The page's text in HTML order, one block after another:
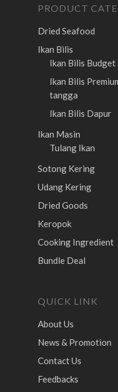
PRODUCT
Dried Seafood
Ikan Bilis
Ikan Bilis Budget
Ikan Bilis
tangga
Ikan Bilis Dapur
Ikan Masin
Tulang Ikan
Sotong Kering
Udang Kering
Dried Goods
Keropok
Cooking Ingredient
Bundle Deal
QUICK LINK
About Us
News & Promotion
Contact Us
Feedbacks